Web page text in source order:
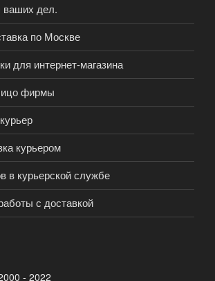
ваших дел.
по Москве
для интернет-магазина
фирмы
курьером
в курьерской службе
с доставкой
- 2022